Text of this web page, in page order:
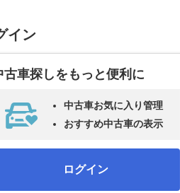
イン
古車探しをもっと便利に
中古車お気に入り管理
おすすめ中古車の表示
ログイン